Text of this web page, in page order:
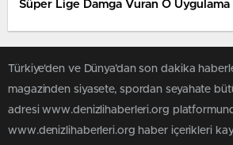
Süper Lige Damga Vuran O
Türkiye'den ve Dünya’dan son dakika
magazinden siyasete, spordan seyahate
adresi www.denizlihaberleri.org
www.denizlihaberleri.org haber içerikleri